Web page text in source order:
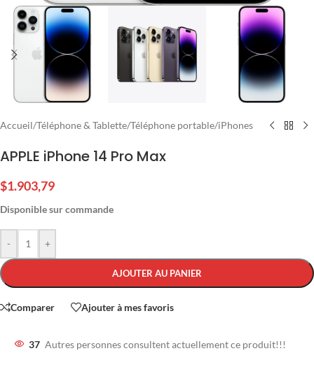
Accueil/Téléphone & Tablette/Téléphone portable/iPhones
APPLE iPhone 14 Pro Max
$1.903,79
Disponible sur commande
- +
AJOUTER AU PANIER
Comparer Ajouter à mes favoris
37 Autres personnes consultent actuellement ce produit!!!